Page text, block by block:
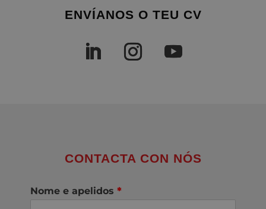
ENVÍANOS O TEU CV
CONTACTA CON NÓS
Nome e apelidos *